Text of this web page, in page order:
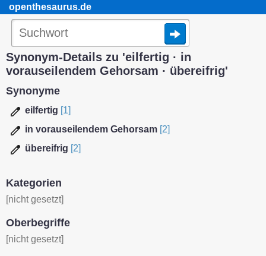
openthesaurus.de
Synonym-Details zu 'eilfertig · in
vorauseilendem Gehorsam · übereifrig'
Synonyme
eilfertig [1]
in vorauseilendem Gehorsam [2]
übereifrig [2]
Kategorien
[nicht gesetzt]
Oberbegriffe
[nicht gesetzt]